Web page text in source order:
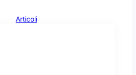
Articoli